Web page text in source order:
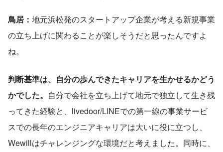
鳥居： 地元浜松発のスタートアップ企業が考える新規事業
の立ち上げに関わることが楽しそうだと思ったんですよ
ね。
判断基準は、自分の歩んできたキャリアを生かせるかどう
かでした。 自分で会社を立ち上げて地元で独立して生き残
ってきた経験と、livedoor/LINEでの第一線の事業サービ
スでの長年のエンジニアキャリアは大いに役に立つし、
Wewillはチャレンジングな環境だと考えました。同時に、